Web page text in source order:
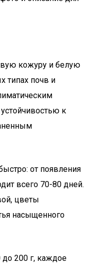
кожуру и белую
типах почв и
к
от появления
всего 70-80 дней.
цветы
насыщенного
200 г, каждое